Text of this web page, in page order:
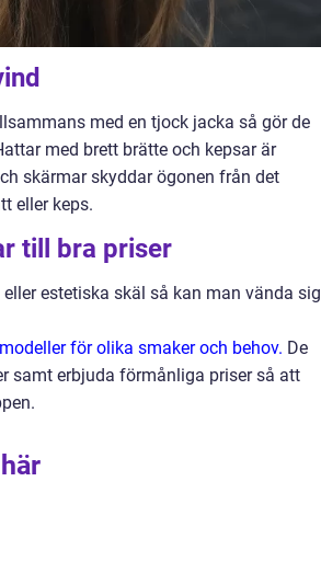
med en tjock jacka så gör de
med brett brätte och kepsar är
skärmar skyddar ögonen från det
eller keps.
till bra priser
estetiska skäl så kan man vända sig
för olika smaker och behov. De
samt erbjuda förmånliga priser så att